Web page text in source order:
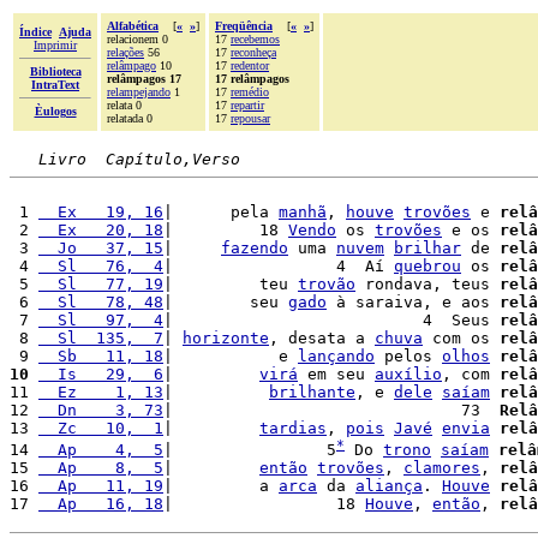
Índice
Ajuda
Imprimir
Biblioteca
IntraText
Èulogos
Alfabética [« »]
relacionem 0
relações 56
relâmpago 10
relâmpagos 17
relampejando 1
relata 0
relatada 0
Freqüência [« »]
17 recebemos
17 reconheça
17 redentor
17 relâmpagos
17 remédio
17 repartir
17 repousar
Livro  Capítulo,Verso
1
  Ex   19, 16
|      pela manhã , houve trovões e
2
  Ex   20, 18
|         18 Vendo os trovões e os
3
  Jo   37, 15
fazendo uma nuvem brilhar de
4
  Sl   76,  4
|                 4  Aí quebrou os
5
  Sl   77, 19
|         teu trovão rondava, teus
6
  Sl   78, 48
|        seu gado à saraiva, e aos
7
  Sl   97,  4
|                          4  Seus
8
  Sl  135,  7
horizonte , desata a chuva com os
9
  Sb   11, 18
|           e lançando pelos olhos
10
  Is   29,  6
virá em seu auxílio , com
11
  Ez    1, 13
brilhante , e dele saíam
12
  Dn    3, 73
|                              73
13
  Zc   10,  1
tardias , pois Javé envia
14
  Ap    4,  5
|                5* Do trono saíam
15
  Ap    8,  5
então trovões , clamores ,
16
  Ap   11, 19
|         a arca da aliança . Houve
17
  Ap   16, 18
|                 18 Houve , então ,